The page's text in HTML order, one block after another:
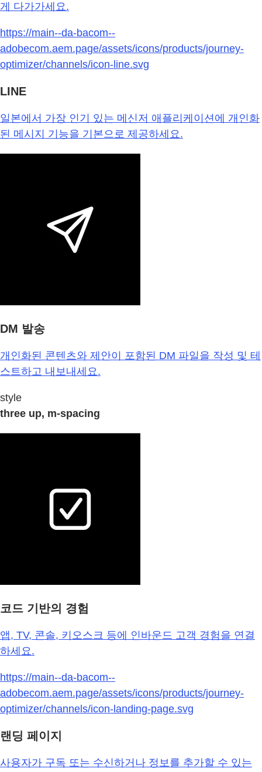
게 다가가세요.
https://main--da-bacom--
adobecom.aem.page/assets/icons/products/journey-
optimizer/channels/icon-line.svg
LINE
일본에서 가장 인기 있는 메신저 애플리케이션에 개인화
된 메시지 기능을 기본으로 제공하세요.
DM 발송
개인화된 콘텐츠와 제안이 포함된 DM 파일을 작성 및 테
스트하고 내보내세요.
style
three up, m-spacing
코드 기반의 경험
앱, TV, 콘솔, 키오스크 등에 인바운드 고객 경험을 연결
하세요.
https://main--da-bacom--
adobecom.aem.page/assets/icons/products/journey-
optimizer/channels/icon-landing-page.svg
랜딩 페이지
사용자가 구독 또는 수신하거나 정보를 추가할 수 있는